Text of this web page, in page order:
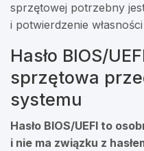
sprzętowej potrzebny
i potwierdzenie
Hasło BIOS/
sprzętowa
systemu
Hasło BIOS/UEFI to
i nie ma związku z